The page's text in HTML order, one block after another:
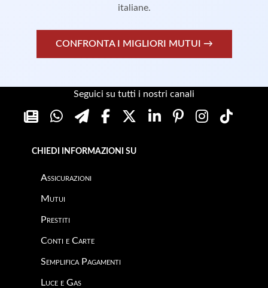
italiane.
CONFRONTA I MIGLIORI MUTUI →
Seguici su tutti i nostri canali
CHIEDI INFORMAZIONI SU
Assicurazioni
Mutui
Prestiti
Conti e Carte
Semplifica Pagamenti
Luce e Gas